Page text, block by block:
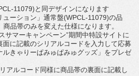
11079)と同デザインになります
ーション」通常盤(WPCL-11079)の品
品帯のみを変えた仕様になります。
サマーキャンペーン”期間中特設サイトに
面に記載のシリアルコードを入力して応募
きゃりーぱみゅぱみゅグッズ」をプレゼ
アルコード同様に商品帯の裏面に記載し